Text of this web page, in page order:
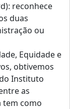
reconhece
duas
ou
Equidade e
obtivemos
Instituto
as
tem como